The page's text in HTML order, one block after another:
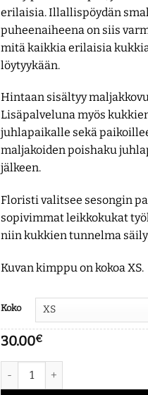
erilaisia. Illallispöydän
puheenaiheena on siis
mitä kaikkia erilaisia
löytyykään.
Hintaan sisältyy
Lisäpalveluna myös
juhlapaikalle sekä
maljakoiden poishaku
jälkeen.
Floristi valitsee sesongin
sopivimmat leikkokukat
niin kukkien tunnelma
Kuvan kimppu on kokoa XS.
Koko
30.00€
Pieni kimppu maljakossa